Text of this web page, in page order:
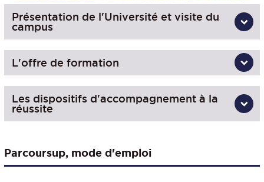
Présentation de l'Université et visite du
campus
L'offre de formation
Les dispositifs d'accompagnement à la
réussite
Parcoursup, mode d'emploi